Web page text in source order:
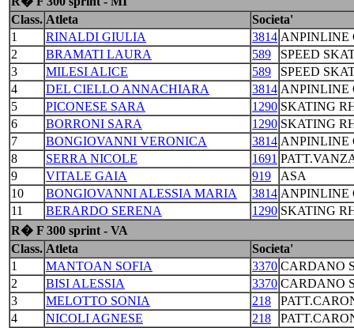
Class. Atleta
Societa'
1
RINALDI GIULIA 3814 ANPINLINE
2
BRAMATI LAURA 589
SPEED
3
MILESI ALICE 589
SPEED
4
DEL CIELLO ANNACHIARA 3814 ANPINLINE
5
PICONESE SARA 1290 SKATING
6
BORRONI SARA 1290 SKATING
7
BONGIOVANNI VERONICA 3814 ANPINLINE
8
SERRA NICOLE 1691
9
VITALE GAIA 919
ASA
10
BONGIOVANNI ALESSIA MARIA 3814 ANPINLINE
11
BERARDO SERENA 1290 SKATING
R� F 300 sprint - VA
Class. Atleta
Societa'
1
MANTOAN SOFIA 3370 CARDANO
2
BISI ALESSIA 3370 CARDANO
3
MELOTTO SONIA 218
4
NICOLI AGNESE 218